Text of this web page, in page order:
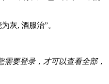
灰, 酒服治”。
需要登录，才可以查看全部，